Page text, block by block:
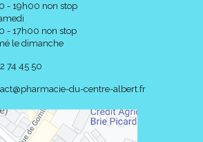
- 19h00 non stop
- 17h00 non stop
le dimanche
74 45 50
-
@-
pharmacie-du-centre-albert.fr